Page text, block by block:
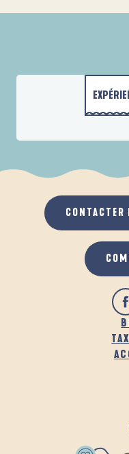
Run & Pilates Flow
Cirque Magic Show
Expo photo "Reflets et
Escale des arts :
Le Fil des Pépites !
CONTACTER